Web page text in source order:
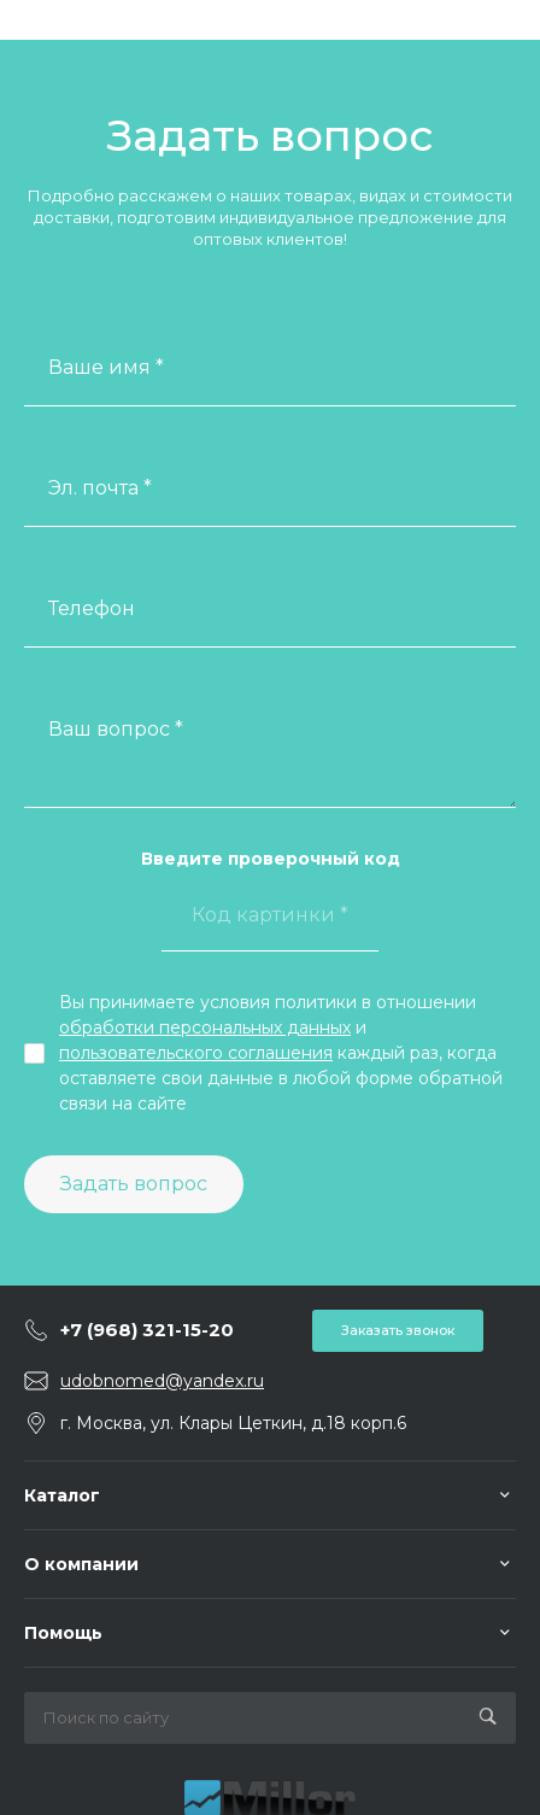
Задать вопрос
Подробно расскажем о наших товарах, видах и стоимости
доставки, подготовим индивидуальное предложение для
оптовых клиентов!
Ваше имя *
Эл. почта *
Телефон
Ваш вопрос *
Введите проверочный код
Задать вопрос
Вы принимаете условия политики в отношении
обработки персональных данных и
пользовательского соглашения каждый раз, когда
оставляете свои данные в любой форме обратной
связи на сайте
+7 (968) 321-15-20 Заказать звонок
udobnomed@yandex.ru
г. Москва, ул. Клары Цеткин, д.18 корп.6
Каталог
О компании
Помощь